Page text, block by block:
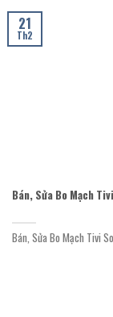
Bán, Sửa Bo Mạch
Bán, Sửa Bo Mạch Tivi
21
Th2